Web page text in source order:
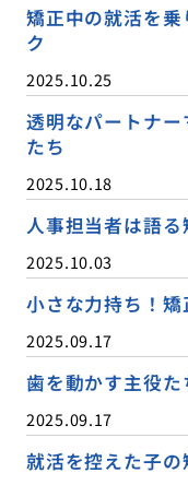
矯正中の就活を
ク
2025.10.25
透明なパートナ
たち
2025.10.18
人事担当者は語
2025.10.03
小さな力持ち！
2025.09.17
歯を動かす主役
2025.09.17
就活を控えた子